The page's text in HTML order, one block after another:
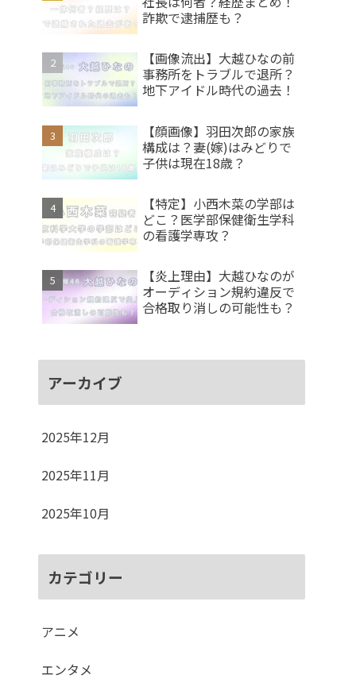
詐欺で逮捕歴も？
【画像流出】大越ひなの前
事務所をトラブルで退所？
地下アイドル時代の過去！
【顔画像】羽田次郎の家族
構成は？妻(嫁)はみどりで
子供は現在18歳？
【特定】小西木菜の学部は
どこ？医学部保健衛生学科
の看護学専攻？
【炎上理由】大越ひなのが
オーディション規約違反で
合格取り消しの可能性も？
アーカイブ
2025年12月
2025年11月
2025年10月
カテゴリー
アニメ
エンタメ